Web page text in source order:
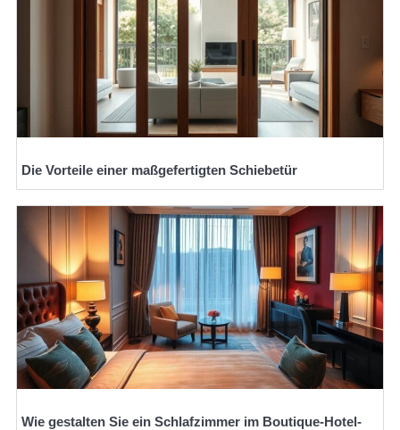
Die Vorteile einer maßgefertigten Schiebetür
Wie gestalten Sie ein Schlafzimmer im Boutique-Hotel-